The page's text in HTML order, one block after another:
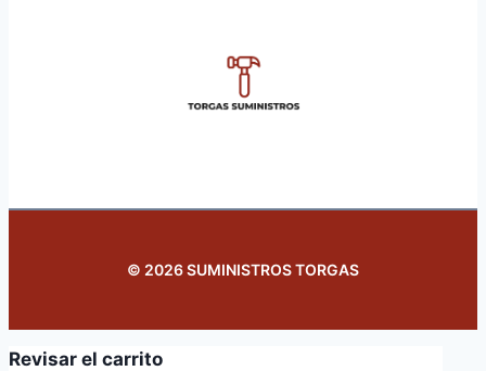
© 2026 SUMINISTROS TORGAS
Revisar el carrito